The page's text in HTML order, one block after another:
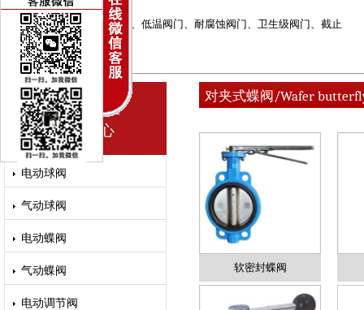
气动调节阀
自力式调节阀、快速切断阀 、 低温阀门、 耐腐蚀阀门、 卫生级阀门、 截止
、闸阀
电动执行器、气动执行器
PRODUCT
产品中心
电动球阀
气动球阀
电动蝶阀
气动蝶阀
电动调节阀
对夹式蝶阀/Wafer
软密封蝶阀